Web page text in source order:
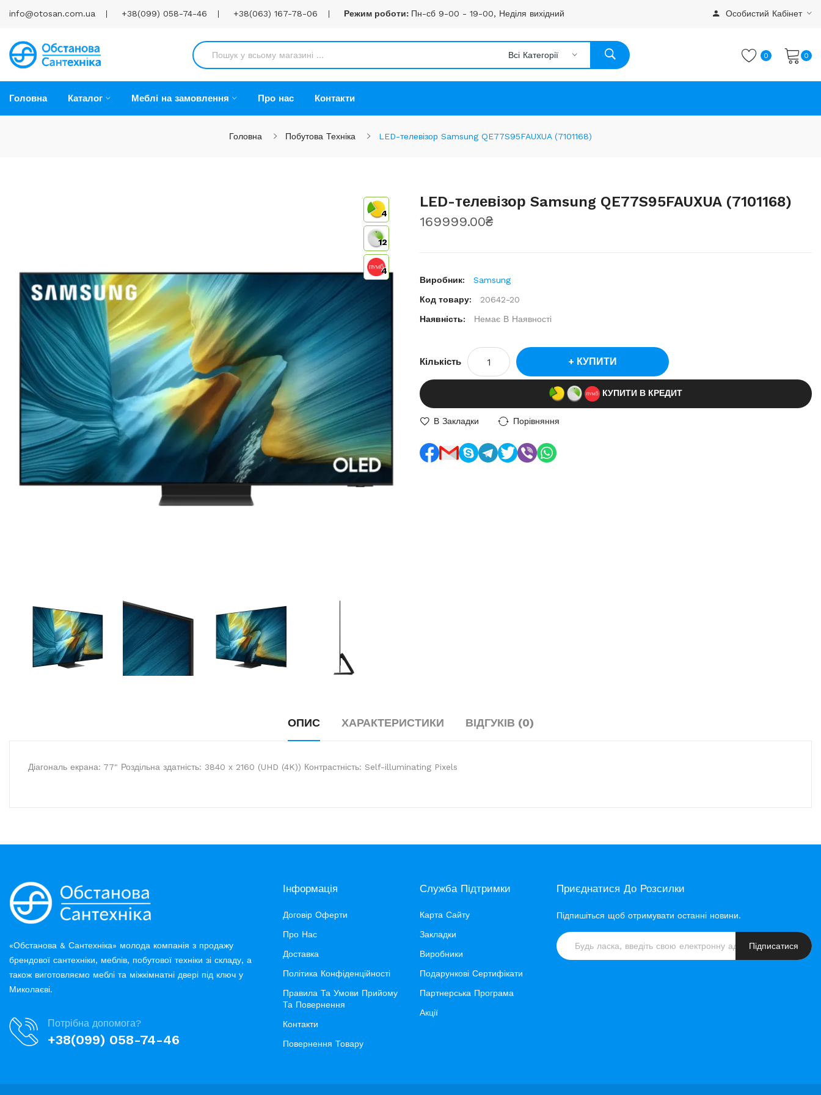
info@otosan.com.ua +38(099) 058-74-46 +38(063) 167-78-06 Режим роботи: Пн-сб 9-00 - 19-00, Неділя вихідний Особистий Кабінет
0 0
Всі Категорії
Головна Каталог Меблі на замовлення Про нас Контакти
Головна Побутова Техніка LED-телевізор Samsung QE77S95FAUXUA (7101168)
4
12
4
LED-телевізор Samsung QE77S95FAUXUA (7101168)
169999.00₴
Виробник:
Samsung
Код товару:
20642-20
Наявність:
Немає В Наявності
Кількість КУПИТИ
КУПИТИ В КРЕДИТ
В Закладки Порівняння
ОПИС ХАРАКТЕРИСТИКИ ВІДГУКІВ (0)
Діагональ екрана: 77" Роздільна здатність: 3840 х 2160 (UHD (4K)) Контрастність: Self-illuminating Pixels
«Обстанова & Сантехніка» молода компанія з продажу
брендової сантехніки, меблів, побутової техніки зі складу, а
також виготовляємо меблі та міжкімнатні двері під ключ у
Миколаєві.
Потрібна допомога?
+38(099) 058-74-46
Інформація
Договір Оферти
Про Нас
Доставка
Політика Конфіденційності
Правила Та Умови Прийому
Та Повернення
Контакти
Повернення Товару
Служба Підтримки
Карта Сайту
Закладки
Виробники
Подарункові Сертифікати
Партнерська Програма
Акції
Приєднатися До Розсилки
Підпишіться щоб отримувати останні новини.
Підписатися